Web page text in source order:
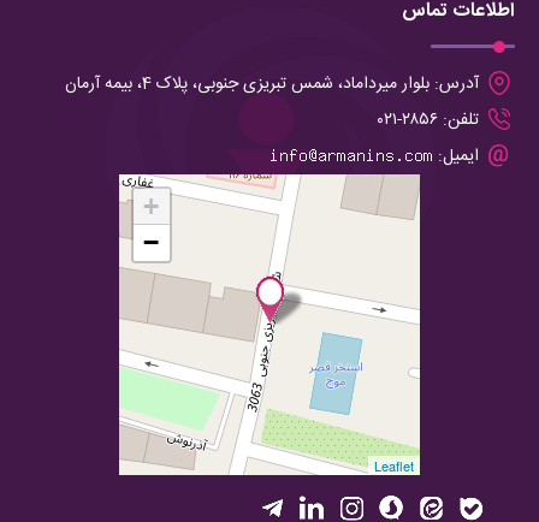
اطلاعات تماس
آدرس: بلوار میرداماد، شمس تبریزی جنوبی، پلاک 4، بیمه آرمان
تلفن: ۲۸۵۶-۰۲۱
ایمیل:
+
−
Leaflet